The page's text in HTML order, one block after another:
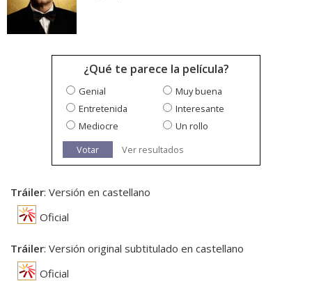
¿Qué te parece la película?
Genial
Muy buena
Entretenida
Interesante
Mediocre
Un rollo
Votar
Ver resultados
Tráiler: Versión en castellano
Oficial
Tráiler: Versión original subtitulado en castellano
Oficial